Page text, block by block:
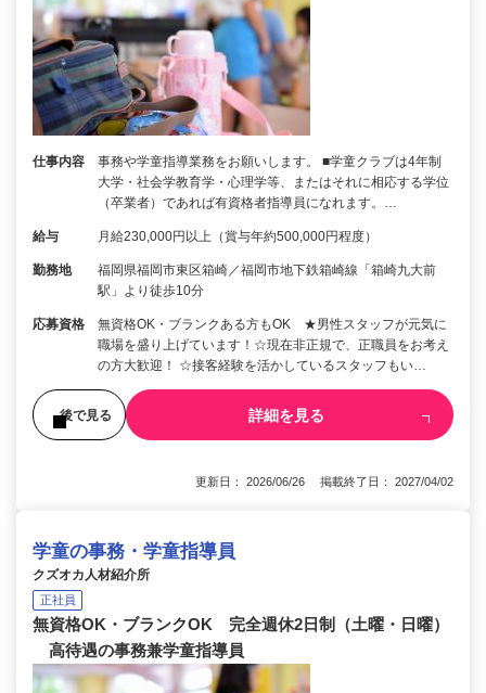
仕事内容
事務や学童指導業務をお願いします。 ■学童クラブは4年制
大学・社会学教育学・心理学等、またはそれに相応する学位
（卒業者）であれば有資格者指導員になれます。…
給与 月給230,000円以上（賞与年約500,000円程度）
勤務地
福岡県福岡市東区箱崎／福岡市地下鉄箱崎線「箱崎九大前
駅」より徒歩10分
応募資格
無資格OK・ブランクある方もOK ★男性スタッフが元気に
職場を盛り上げています！☆現在非正規で、正職員をお考え
の方大歓迎！ ☆接客経験を活かしているスタッフもい…
後で見る 詳細を見る
更新日： 2026/06/26 掲載終了日： 2027/04/02
学童の事務・学童指導員
クズオカ人材紹介所
正社員
無資格OK・ブランクOK 完全週休2日制（土曜・日曜）
高待遇の事務兼学童指導員